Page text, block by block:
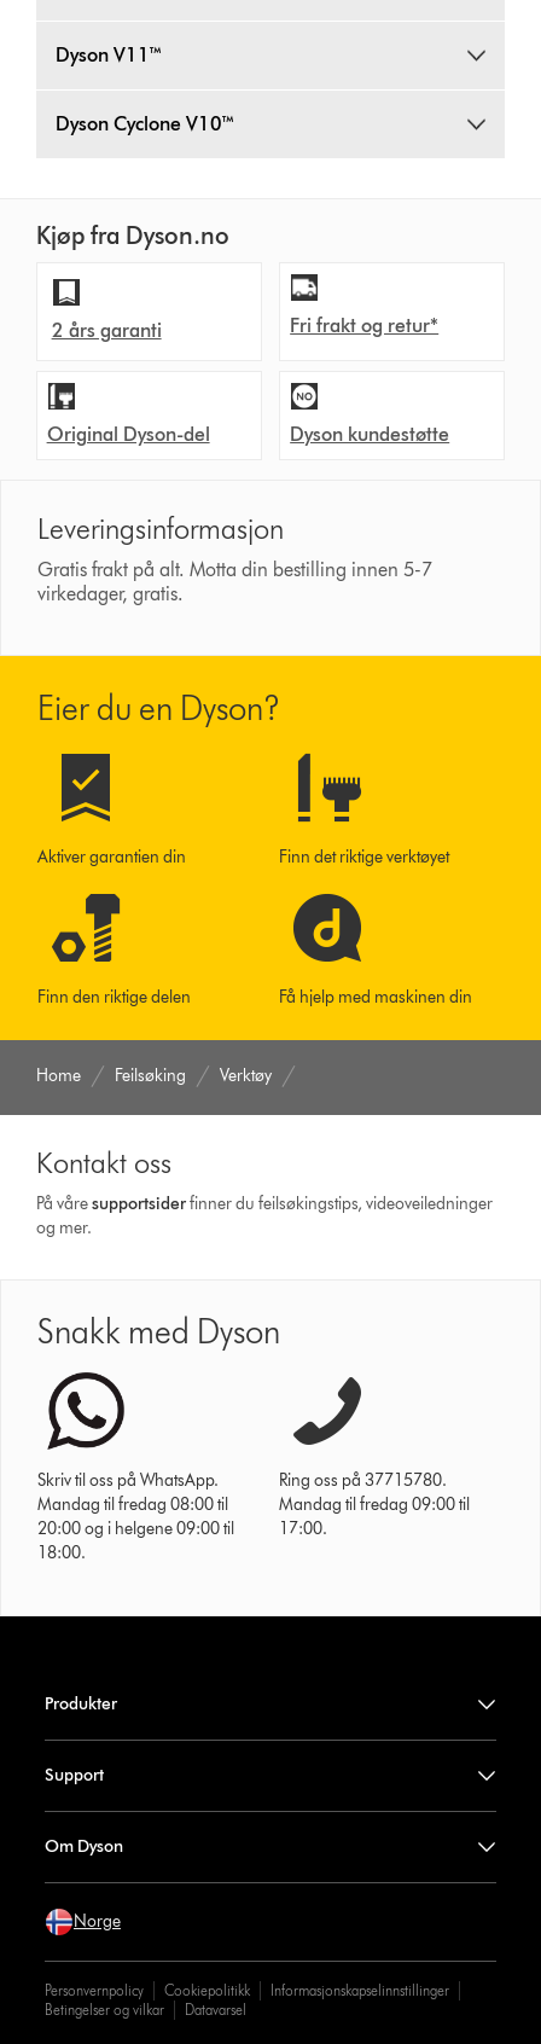
Dyson V11™
Dyson Cyclone V10™
Kjøp fra Dyson.no
2 års garanti Fri frakt og retur*
Original Dyson-del Dyson kundestøtte
Leveringsinformasjon
Gratis frakt på alt. Motta din bestilling innen 5-7
virkedager, gratis.
Eier du en Dyson?
Aktiver garantien din Finn det riktige verktøyet
Finn den riktige delen Få hjelp med maskinen din
Home Feilsøking Verktøy
Kontakt oss
På våresupportsiderfinner du feilsøkingstips, videoveiledninger
og mer.
Snakk med Dyson
Skriv til oss på WhatsApp.
Mandag til fredag 08:00 til
20:00 og i helgene 09:00 til
18:00.
Ring oss på 37715780.
Mandag til fredag 09:00 til
17:00.
Produkter
Support
Om Dyson
Norge
Personvernpolicy Cookiepolitikk
Informasjonskapselinnstillinger
Betingelser og vilkar
Datavarsel